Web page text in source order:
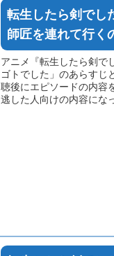
転生したら剣でし
師匠を連れて行く
アニメ『転生したら剣で
ゴトでした」のあらすじ
聴後にエピソードの内容
逃した人向けの内容にな